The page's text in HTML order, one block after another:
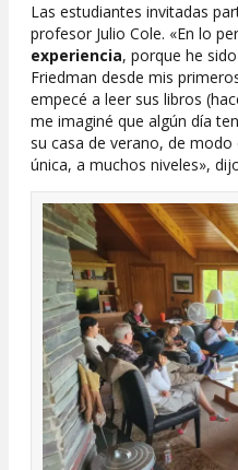
Las estudiantes invitadas
profesor Julio Cole. «En lo
experiencia, porque he
Friedman desde mis
empecé a leer sus libros
me imaginé que algún día
su casa de verano, de
única, a muchos niveles»,